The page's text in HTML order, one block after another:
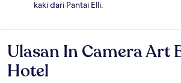
kaki dari Pantai Elli.
Ulasan
Ulasan In Camera Art
Hotel